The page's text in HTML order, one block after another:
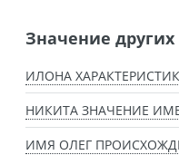
Значение
ИЛОНА
НИКИТА ЗНАЧЕНИЕ
ИМЯ ОЛЕГ